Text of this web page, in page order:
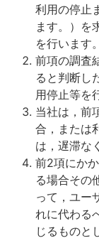
利用の停止
ます。）を
を行います。
前項の調査
ると判断し
用停止等を
当社は，前
合，または
は，遅滞な
前2項にか
る場合その
って，ユー
れに代わる
じるものと